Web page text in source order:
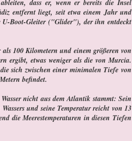
dass er, wenn er bereits die Insel
entfernt liegt, seit etwa einem Jahr und
U-Boot-Gleiter ("Glider"), der ihn entdeckt
100 Kilometern und einem größeren von
ergibt, etwas weniger als die von Murcia.
sich zwischen einer minimalen Tiefe von
befindet.
nicht aus dem Atlantik stammt: Sein
und seine Temperatur reicht von 13
die Meerestemperaturen in diesen Tiefen